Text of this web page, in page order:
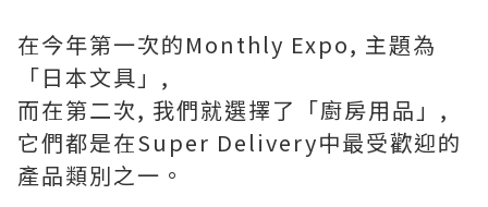
在今年第一次的Monthly Expo, 主題為
「日本文具」,
而在第二次, 我們就選擇了「廚房用品」,
它們都是在Super Delivery中最受歡迎的
產品類別之一。